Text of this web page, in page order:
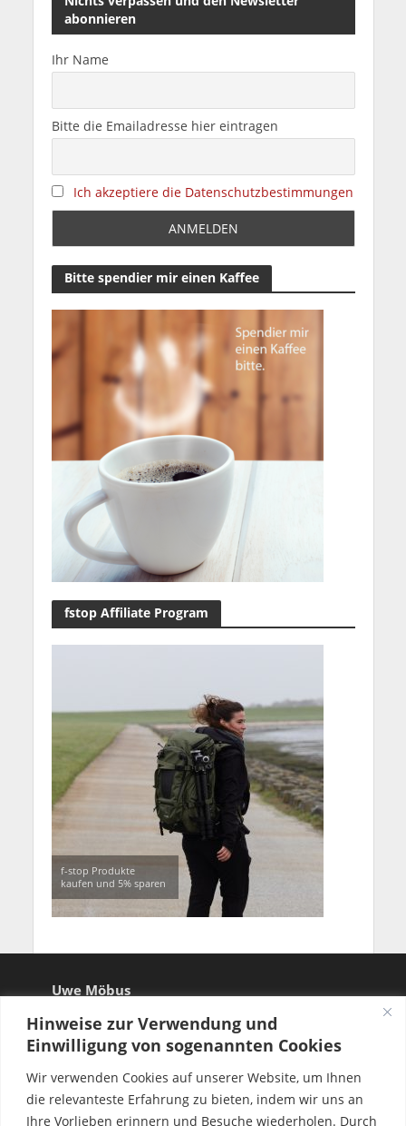
Hinweise zur Verwendung und
Einwilligung von sogenannten Cookies
Wir verwenden Cookies auf unserer Website, um Ihnen
die relevanteste Erfahrung zu bieten, indem wir uns an
Ihre Vorlieben erinnern und Besuche wiederholen. Durch
abonnieren
Ihr Name
Bitte die Emailadresse hier eintragen
Ich akzeptiere die Datenschutzbestimmungen
Bitte spendier mir einen Kaffee
fstop Affiliate Program
f-stop Produkte
kaufen und 5% sparen
Uwe Möbus